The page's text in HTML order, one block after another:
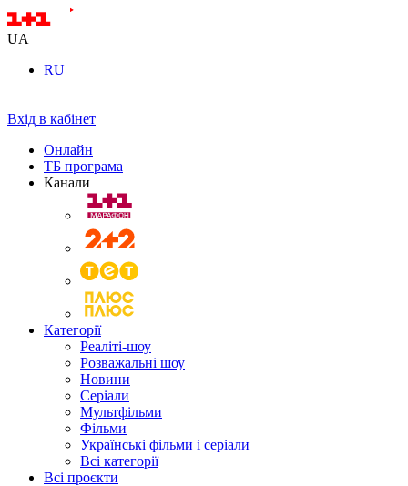
UA
RU
Вхід в кабінет
Онлайн
ТБ програма
Канали
Категорії
Реаліті-шоу
Розважальні шоу
Новини
Серіали
Мультфільми
Фільми
Українські фільми і серіали
Всі категорії
Всі проєкти